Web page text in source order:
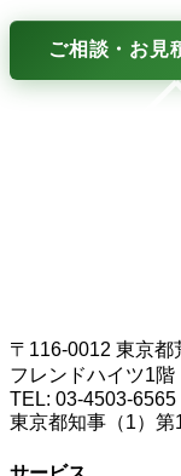
ご相談・お見
〒116-0012 東京
フレンドハイツ1階
TEL: 03-4503-6565
東京都知事（1）第